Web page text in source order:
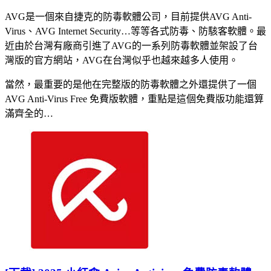
AVG是一個來自捷克的防毒軟體公司，目前提供AVG Anti-
Virus、AVG Internet Security…等等各式防毒、防駭客軟體。最
近由於台灣有廠商引進了AVG的一系列防毒軟體並架設了台
灣版的官方網站，AVG在台灣似乎也越來越多人使用。
當然，最重要的是他在完整版的防毒軟體之外還提供了一個
AVG Anti-Virus Free 免費版軟體，重點是這個免費版功能還算
滿齊全的…